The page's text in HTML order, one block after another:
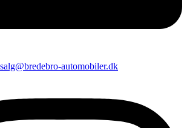
automobiler.dk